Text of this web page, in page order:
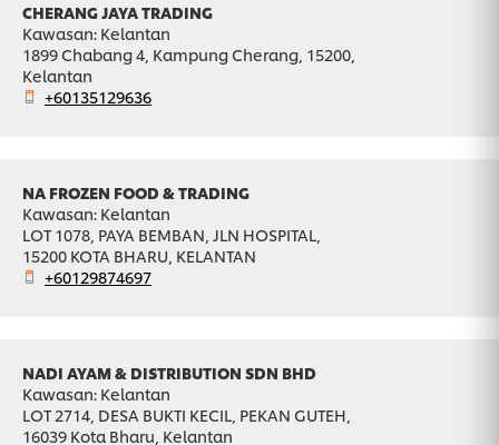
CHERANG JAYA TRADING
Kawasan: Kelantan
1899 Chabang 4, Kampung Cherang, 15200,
Kelantan
+60135129636
NA FROZEN FOOD & TRADING
Kawasan: Kelantan
LOT 1078, PAYA BEMBAN, JLN HOSPITAL,
15200 KOTA BHARU, KELANTAN
+60129874697
NADI AYAM & DISTRIBUTION SDN BHD
Kawasan: Kelantan
LOT 2714, DESA BUKTI KECIL, PEKAN GUTEH,
16039 Kota Bharu, Kelantan